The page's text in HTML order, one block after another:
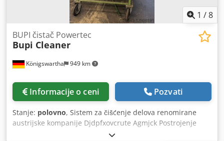
1 /8
Königswartha 949 km
BUPI čistač Powertec
Bupi Cleaner
Informacije o ceni Pozvati
Stanje: polovno, Sistem za čišćenje delova renomirane
austrijske kompanije Djdpfxovcrute Agmjck Postrojenje
datira od zatvaranja kompanije, bio je u funkciji do kraja.